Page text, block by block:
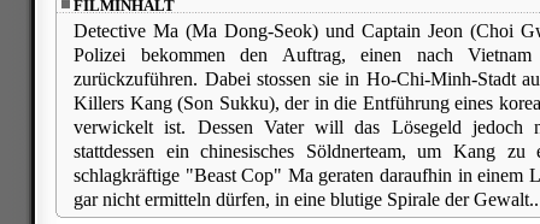
FILMINHALT
Detective Ma (Ma Dong-Seok) und Captain Jeon (Choi
Polizei bekommen den Auftrag, einen nach Vietnam
zurückzuführen. Dabei stossen sie in Ho-Chi-Minh-Stadt
Killers Kang (Son Sukku), der in die Entführung eines
verwickelt ist. Dessen Vater will das Lösegeld jedoch
stattdessen ein chinesisches Söldnerteam, um Kang
schlagkräftige "Beast Cop" Ma geraten daraufhin in einem
gar nicht ermitteln dürfen, in eine blutige Spirale der